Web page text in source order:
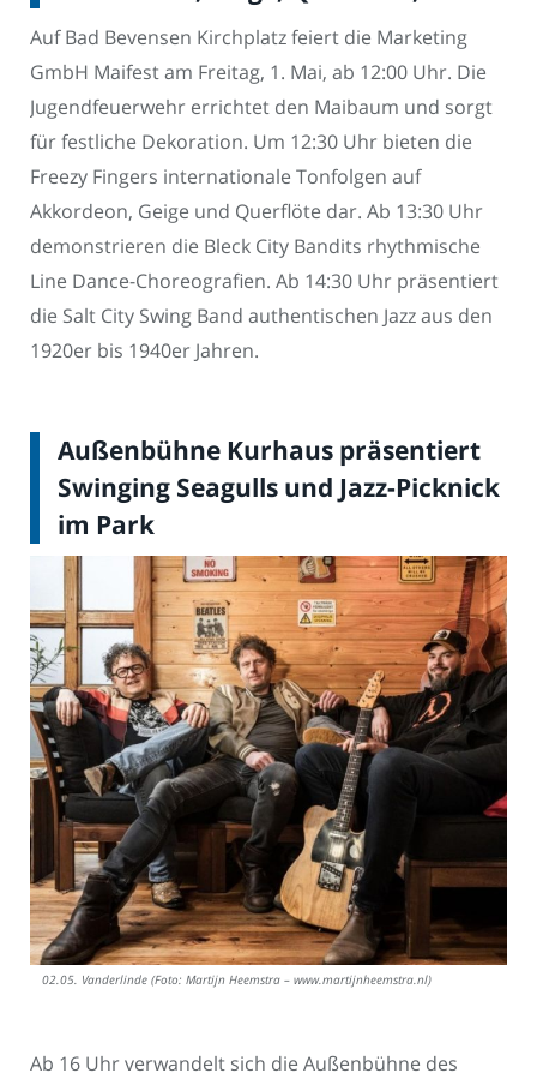
Auf Bad Bevensen Kirchplatz feiert die Marketing
GmbH Maifest am Freitag, 1. Mai, ab 12:00 Uhr. Die
Jugendfeuerwehr errichtet den Maibaum und sorgt
für festliche Dekoration. Um 12:30 Uhr bieten die
Freezy Fingers internationale Tonfolgen auf
Akkordeon, Geige und Querflöte dar. Ab 13:30 Uhr
demonstrieren die Bleck City Bandits rhythmische
Line Dance-Choreografien. Ab 14:30 Uhr präsentiert
die Salt City Swing Band authentischen Jazz aus den
1920er bis 1940er Jahren.
Außenbühne Kurhaus präsentiert
Swinging Seagulls und Jazz-Picknick
im Park
02.05. Vanderlinde (Foto: Martijn Heemstra – www.martijnheemstra.nl)
Ab 16 Uhr verwandelt sich die Außenbühne des